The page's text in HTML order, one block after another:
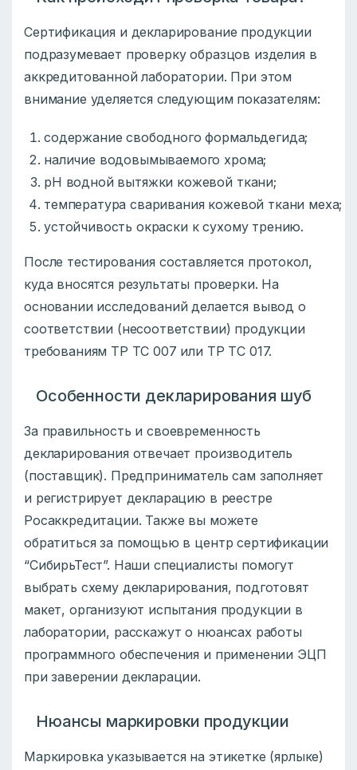
Сертификация и декларирование продукции
подразумевает проверку образцов изделия в
аккредитованной лаборатории. При этом
внимание уделяется следующим показателям:
содержание свободного формальдегида;
наличие водовымываемого хрома;
pH водной вытяжки кожевой ткани;
температура сваривания кожевой ткани меха;
устойчивость окраски к сухому трению.
После тестирования составляется протокол,
куда вносятся результаты проверки. На
основании исследований делается вывод о
соответствии (несоответствии) продукции
требованиям ТР ТС 007 или ТР ТС 017.
Особенности декларирования шуб
За правильность и своевременность
декларирования отвечает производитель
(поставщик). Предприниматель сам заполняет
и регистрирует декларацию в реестре
Росаккредитации. Также вы можете
обратиться за помощью в центр сертификации
“СибирьТест”. Наши специалисты помогут
выбрать схему декларирования, подготовят
макет, организуют испытания продукции в
лаборатории, расскажут о нюансах работы
программного обеспечения и применении ЭЦП
при заверении декларации.
Нюансы маркировки продукции
Маркировка указывается на этикетке (ярлыке)